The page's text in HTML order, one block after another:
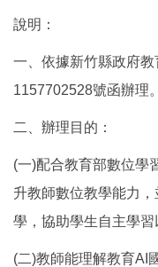
說明：
一、依據新竹縣政府
1157702528號函辦理。
二、辦理目的：
(一)配合教育部數位學
升教師數位教學能力
學，協助學生自主學習
(二)教師能理解教育AI